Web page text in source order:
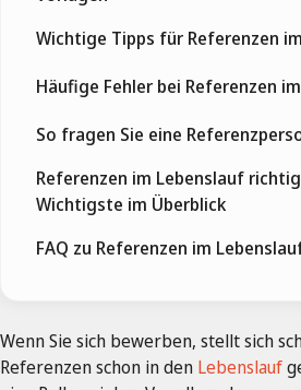
Wenn Sie sich bewerben, stellt sich
Referenzen schon in den Lebenslauf
Wichtige Tipps für Referenzen
Häufige Fehler bei Referenzen
So fragen Sie eine
Referenzen im Lebenslauf
Wichtigste im Überblick
FAQ zu Referenzen im